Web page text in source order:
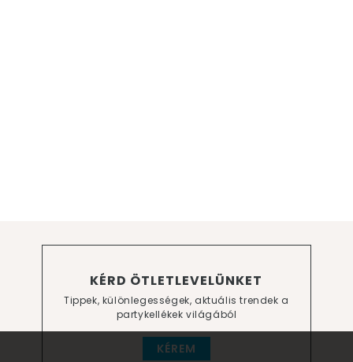
KÉRD ÖTLETLEVELÜNKET
Tippek, különlegességek, aktuális trendek a
partykellékek világából
KÉREM